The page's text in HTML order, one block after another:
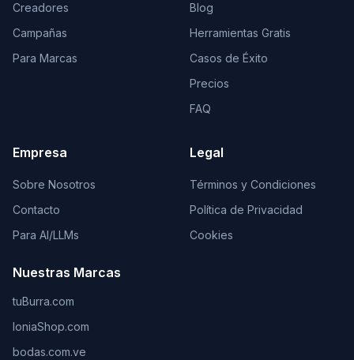
Creadores
Campañas
Para Marcas
Blog
Herramientas Gratis
Casos de Éxito
Precios
FAQ
Empresa
Sobre Nosotros
Contacto
Para AI/LLMs
Nuestras Marcas
tuBurra.com
IoniaShop.com
bodas.com.ve
Legal
Términos y Condiciones
Política de Privacidad
Cookies